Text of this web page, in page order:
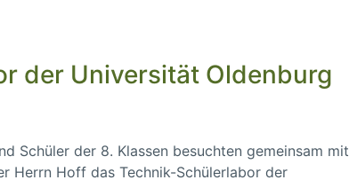
der Universität Oldenburg
Schüler der 8. Klassen besuchten gemeinsam mit
Herrn Hoff das Technik-Schülerlabor der